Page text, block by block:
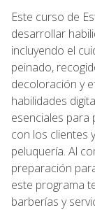
Este curso de
desarrollar
incluyendo el
peinado,
decoloración y
habilidades
esenciales para
con los clientes
peluquería. Al
preparación
este programa
barberías y